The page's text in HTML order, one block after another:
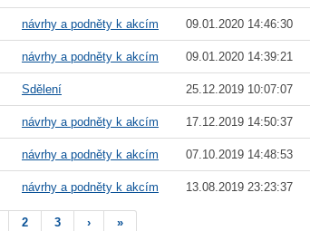
návrhy a podněty k akcím 09.01.2020 14:46:30
návrhy a podněty k akcím 09.01.2020 14:39:21
Sdělení 25.12.2019 10:07:07
návrhy a podněty k akcím 17.12.2019 14:50:37
návrhy a podněty k akcím 07.10.2019 14:48:53
návrhy a podněty k akcím 13.08.2019 23:23:37
2 3 › »